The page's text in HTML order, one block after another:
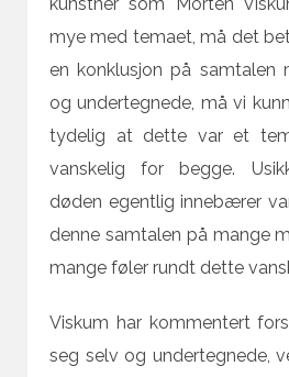
mye med temaet, må det
en konklusjon på samtalen
og undertegnede, må vi
tydelig at dette var et
vanskelig for begge.
døden egentlig innebærer
denne samtalen på mange
mange føler rundt dette
Viskum har kommentert
seg selv og undertegnede,